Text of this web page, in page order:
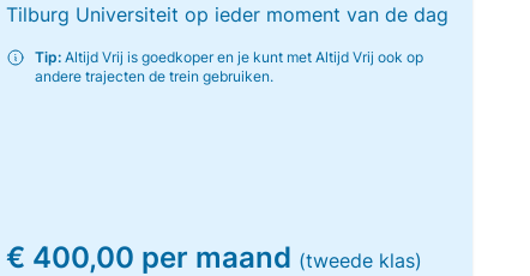
Tilburg Universiteit op ieder moment van de dag
Tip:Altijd Vrij is goedkoper en je kunt met Altijd Vrij ook op
andere trajecten de trein gebruiken.
€ 400,00 per maand (tweede klas)